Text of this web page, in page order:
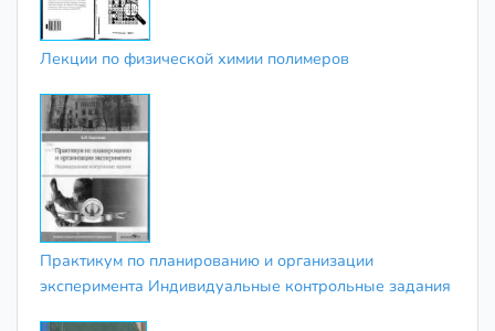
Лекции по физической химии полимеров
Практикум по планированию и организации
эксперимента Индивидуальные контрольные задания